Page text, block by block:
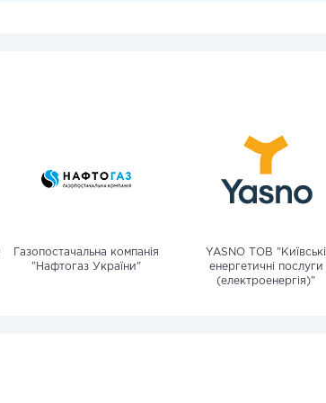
Газопостачальна компанія
"Нафтогаз України"
YASNO ТОВ "Київські
енергетичні послуги
(електроенергія)"